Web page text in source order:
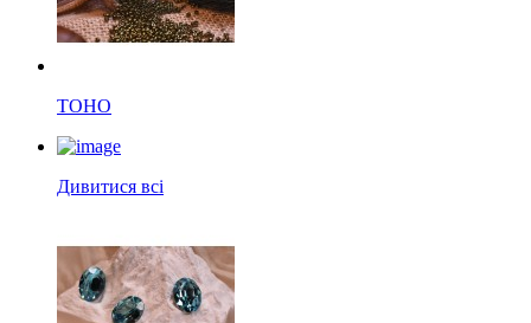
TOHO
Дивитися всі